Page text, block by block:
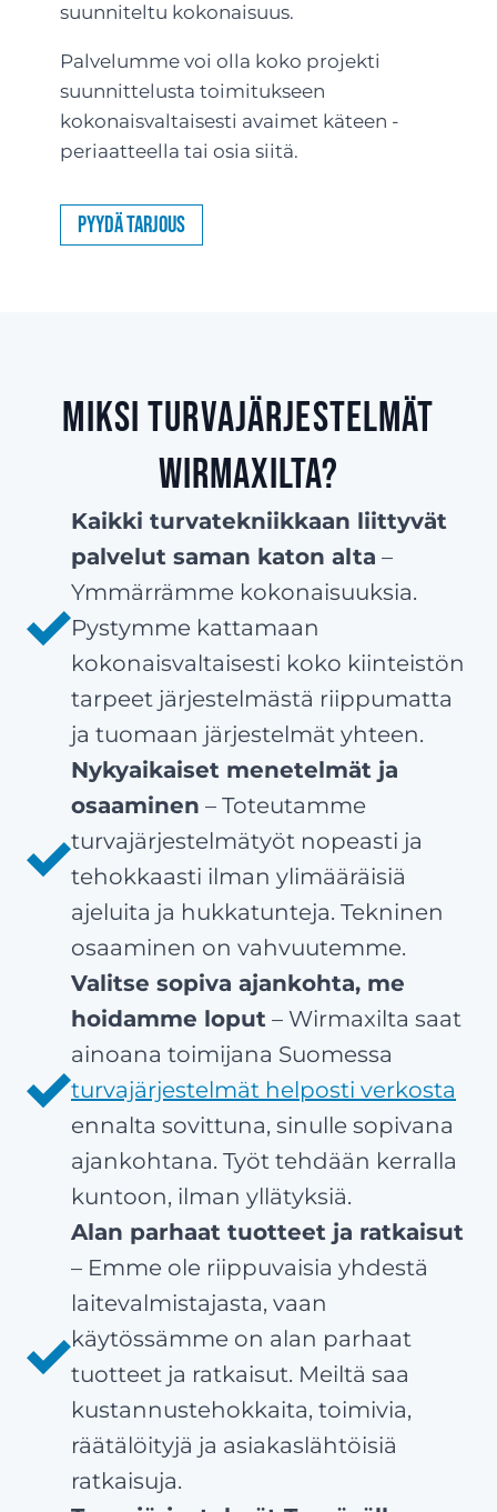
suunniteltu kokonaisuus.
Palvelumme voi olla koko projekti
suunnittelusta toimitukseen
kokonaisvaltaisesti avaimet käteen -
periaatteella tai osia siitä.
Pyydä tarjous
Miksi turvajärjestelmät
Wirmaxilta?
Kaikki turvatekniikkaan liittyvät
palvelut saman katon alta –
Ymmärrämme kokonaisuuksia.
Pystymme kattamaan
kokonaisvaltaisesti koko kiinteistön
tarpeet järjestelmästä riippumatta
ja tuomaan järjestelmät yhteen.
Nykyaikaiset menetelmät ja
osaaminen – Toteutamme
turvajärjestelmätyöt nopeasti ja
tehokkaasti ilman ylimääräisiä
ajeluita ja hukkatunteja. Tekninen
osaaminen on vahvuutemme.
Valitse sopiva ajankohta, me
hoidamme loput – Wirmaxilta saat
ainoana toimijana Suomessa
turvajärjestelmät helposti verkosta
ennalta sovittuna, sinulle sopivana
ajankohtana. Työt tehdään kerralla
kuntoon, ilman yllätyksiä.
Alan parhaat tuotteet ja ratkaisut
– Emme ole riippuvaisia yhdestä
laitevalmistajasta, vaan
käytössämme on alan parhaat
tuotteet ja ratkaisut. Meiltä saa
kustannustehokkaita, toimivia,
räätälöityjä ja asiakaslähtöisiä
ratkaisuja.